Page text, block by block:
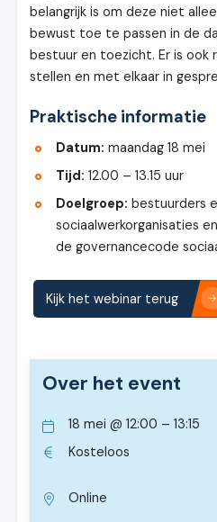
belangrijk is om deze niet
bewust toe te passen in de
bestuur en toezicht. Er is ook
stellen en met elkaar in
Praktische informatie
Datum: maandag 18 mei
Tijd: 12.00 – 13.15 uur
Doelgroep: bestuurders
sociaalwerkorganisaties
de governancecode
Kijk het webinar terug
Over het event
18 mei@12:00 –13:15
Kosteloos
Online